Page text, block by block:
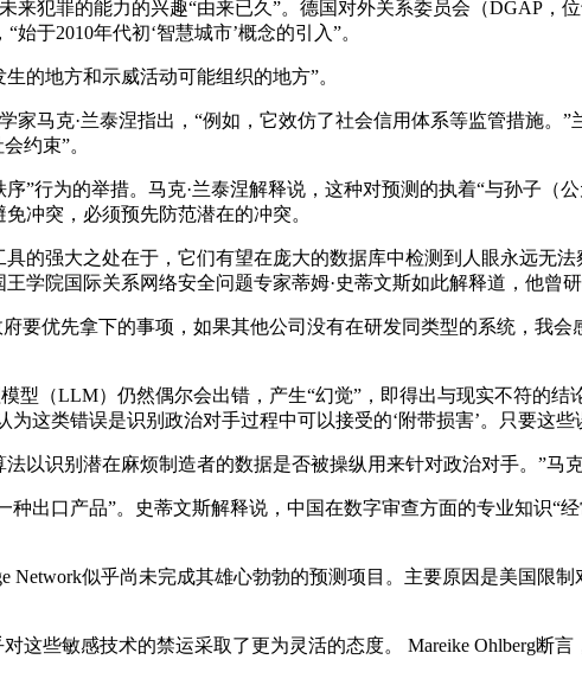
犯罪的能力的兴趣“由来已久”。德国对外关系委员会（DGAP，
于2010年代初‘智慧城市’概念的引入”。
的地方和示威活动可能组织的地方”。
马克·兰泰涅指出，“例如，它效仿了社会信用体系等监管措施。
约束”。
”行为的举措。马克·兰泰涅解释说，这种对预测的执着“与孙子（
冲突，必须预先防范潜在的冲突。
的强大之处在于，它们有望在庞大的数据库中检测到人眼永远无
学院国际关系网络安全问题专家蒂姆·史蒂文斯如此解释道，他曾
要优先拿下的事项，如果其他公司没有在研发同类型的系统，我
型（LLM）仍然偶尔会出错，产生“幻觉”，即得出与现实不符的
这类错误是识别政治对手过程中可以接受的‘附带损害’。只要这
以识别潜在麻烦制造者的数据是否被操纵用来针对政治对手。”马
出口产品”。史蒂文斯解释说，中国在数字审查方面的专业知识“
Network似乎尚未完成其雄心勃勃的预测项目。主要原因是美国限
这些敏感技术的禁运采取了更为灵活的态度。 Mareike Ohlberg断